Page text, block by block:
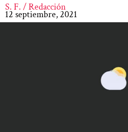
S. F. / Redacción
12 septiembre, 2021